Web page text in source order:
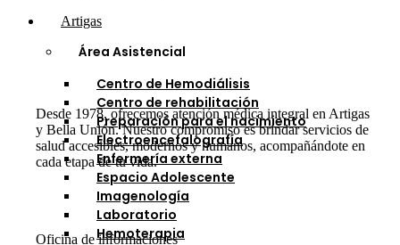
Artigas
Área Asistencial
Centro de Hemodiálisis
Centro de rehabilitación
Preparación para el nacimiento
Electroencefalografía
Enfermería externa
Espacio Adolescente
Imagenología
Laboratorio
Hemoterapia
Desde 1978, ofrecemos atención médica integral en Artigas
y Bella Unión. Nuestro compromiso es brindar servicios de
salud accesibles, modernos y humanos, acompañándote en
cada etapa de tu vida.
Oficina de informaciones